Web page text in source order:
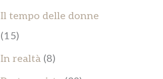
Il tempo delle donne
(15)
In realtà (8)